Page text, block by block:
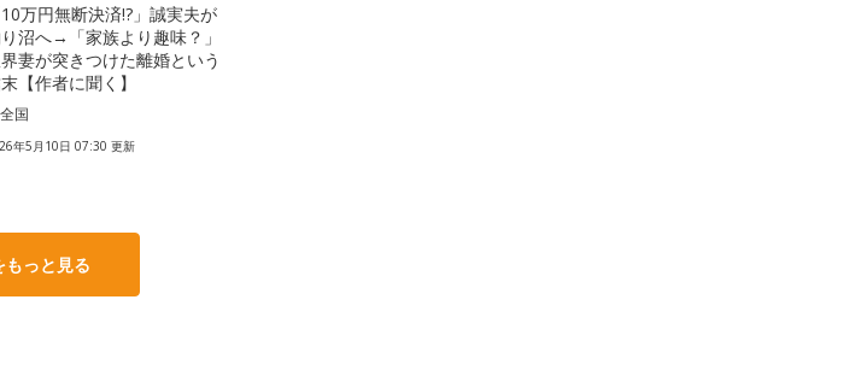
10万円無断決済!?」誠実夫が
沼へ→「家族より趣味？」
妻が突きつけた離婚という
【作者に聞く】
全国
年5月10日 07:30 更新
っと見る